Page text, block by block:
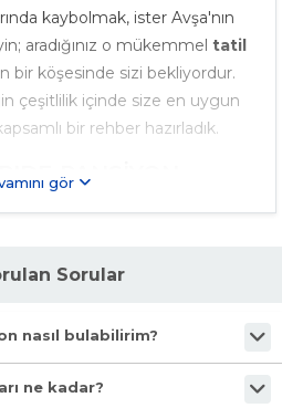
kaybolmak, ister Avşa'nın
aradığınız o mükemmel tatil
bir köşesinde sizi bekliyordur.
çeşitlilik içinde size en uygun
bir rehber hazırladık.
PANSIYON
NELERDIR? 🛌
alternatifler sunar. Burada "tek
aradığınızı bilmektir.
APART EVLER
gör
Sorular
nasıl bulabilirim?
özelliklerini kullanarak bütçenize en
ne kadar?